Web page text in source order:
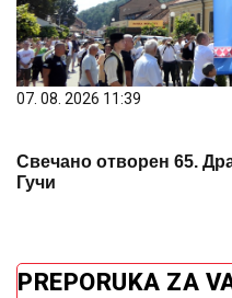
07. 08. 2026 11:39
Свечано отворен 65.
Гучи
PREPORUKA ZA